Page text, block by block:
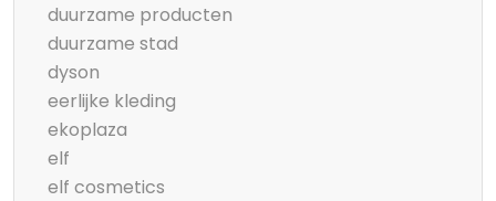
duurzame producten
duurzame stad
dyson
eerlijke kleding
ekoplaza
elf
elf cosmetics